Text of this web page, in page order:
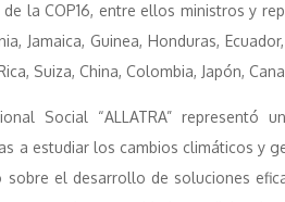
la COP16, entre ellos ministros y
Jamaica, Guinea, Honduras,
Suiza, China, Colombia, Japón,
Social “ALLATRA”
a estudiar los cambios climáticos y
el desarrollo de soluciones